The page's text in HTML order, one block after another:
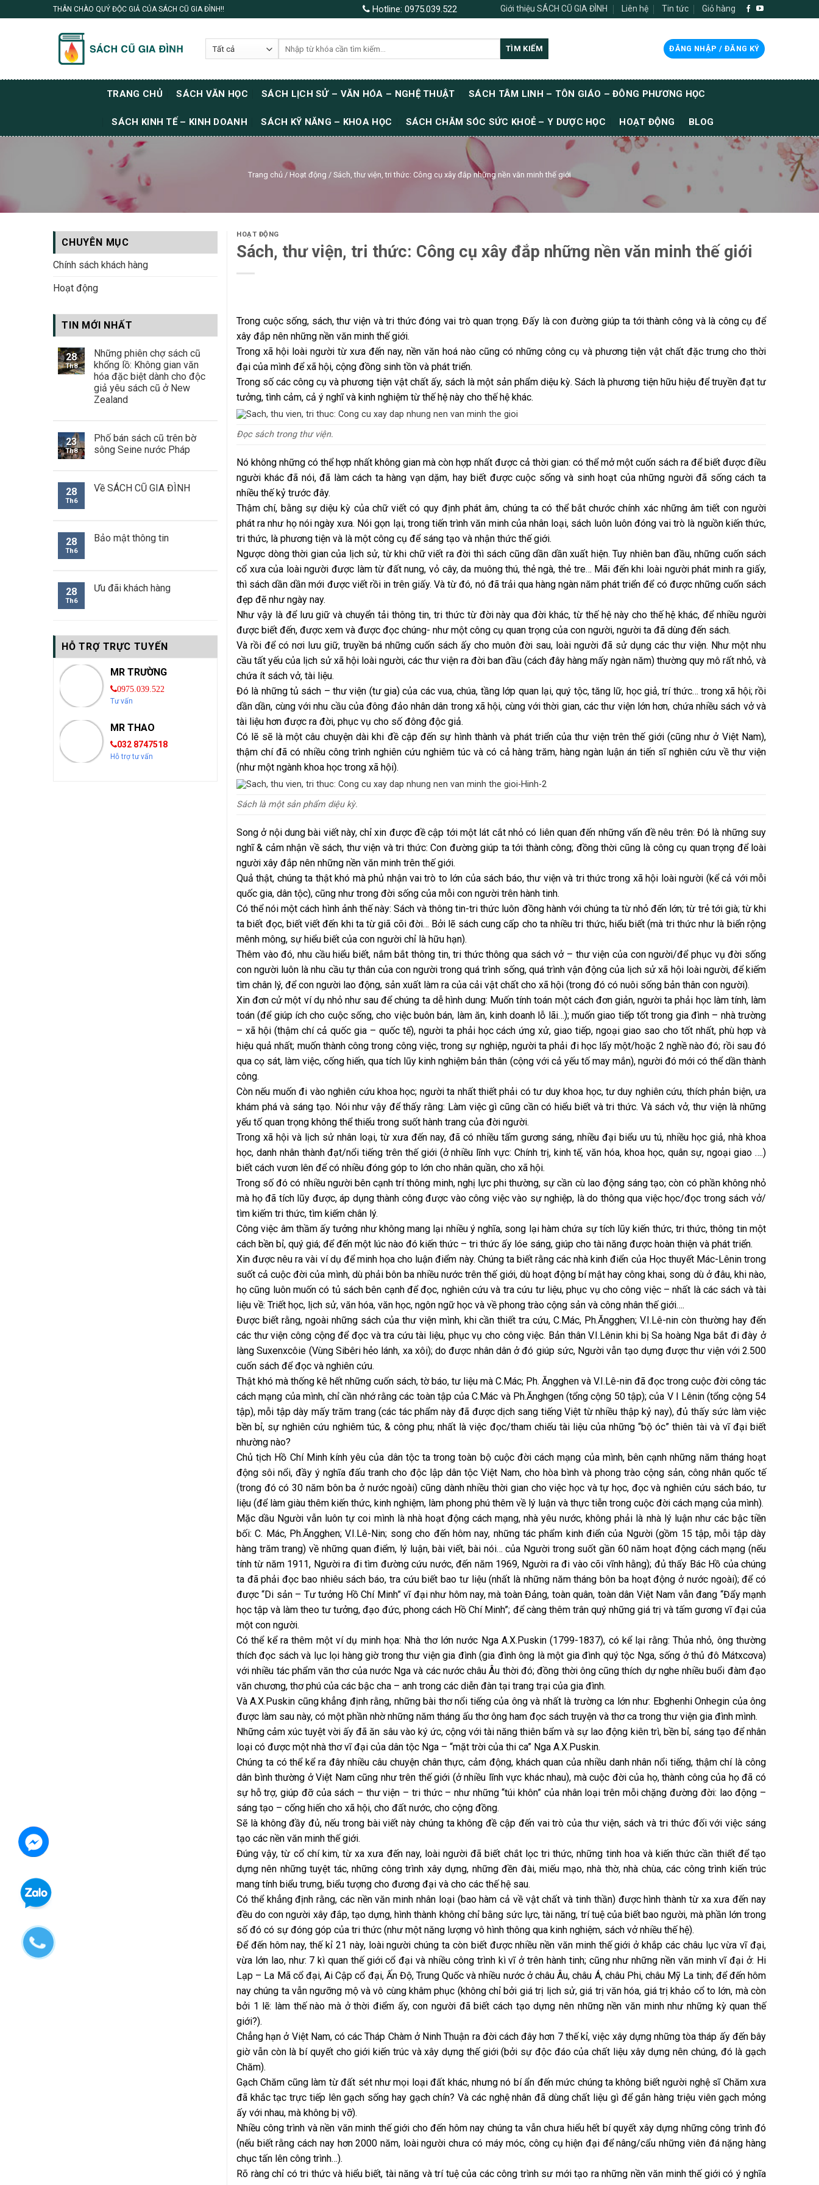
THÂN CHÀO QUÝ ĐỘC GIẢ CỦA SÁCH CŨ GIA ĐÌNH!! Hotline: 0975.039.522 Giới thiệu SÁCH CŨ GIA ĐÌNH Liên hệ Tin tức Giỏ hàng
Tìm
kiếm:
TÌM KIẾM ĐĂNG NHẬP / ĐĂNG KÝ
TRANG CHỦ SÁCH VĂN HỌC SÁCH LỊCH SỬ – VĂN HÓA – NGHỆ THUẬT SÁCH TÂM LINH – TÔN GIÁO – ĐÔNG PHƯƠNG HỌC
SÁCH KINH TẾ – KINH DOANH SÁCH KỸ NĂNG – KHOA HỌC SÁCH CHĂM SÓC SỨC KHOẺ – Y DƯỢC HỌC HOẠT ĐỘNG BLOG
Trang chủ / Hoạt động / Sách, thư viện, tri thức: Công cụ xây đắp những nền văn minh thế giới
CHUYÊN MỤC
Chính sách khách hàng
Hoạt động
TIN MỚI NHẤT
28
Th8
Những phiên chợ sách cũ
khổng lồ: Không gian văn
hóa đặc biệt dành cho độc
giả yêu sách cũ ở New
Zealand
23
Th8
Phố bán sách cũ trên bờ
sông Seine nước Pháp
28
Th6
Về SÁCH CŨ GIA ĐÌNH
28
Th6
Bảo mật thông tin
28
Th6
Ưu đãi khách hàng
HỖ TRỢ TRỰC TUYẾN
MR TRƯỜNG
0975.039.522
Tư vấn
MR THAO
032 8747518
Hỗ trợ tư vấn
HOẠT ĐỘNG
Sách, thư viện, tri thức: Công cụ xây đắp những nền văn minh thế giới
Trong cuộc sống, sách, thư viện và tri thức đóng vai trò quan trọng. Đấy là con đường giúp ta tới thành công và là công cụ để
xây đắp nên những nền văn minh thế giới.
Trong xã hội loài người từ xưa đến nay, nền văn hoá nào cũng có những công cụ và phương tiện vật chất đặc trưng cho thời
đại của mình để xã hội, cộng đồng sinh tồn và phát triển.
Trong số các công cụ và phương tiện vật chất ấy, sách là một sản phẩm diệu kỳ. Sách là phương tiện hữu hiệu để truyền đạt tư
tưởng, tình cảm, cả ý nghĩ và kinh nghiệm từ thế hệ này cho thế hệ khác.
Đọc sách trong thư viện.
Nó không những có thể hợp nhất không gian mà còn hợp nhất được cả thời gian: có thể mở một cuốn sách ra để biết được điều
người khác đã nói, đã làm cách ta hàng vạn dặm, hay biết được cuộc sống và sinh hoạt của những người đã sống cách ta
nhiều thế kỷ trước đây.
Thậm chí, bằng sự diệu kỳ của chữ viết có quy định phát âm, chúng ta có thể bắt chước chính xác những âm tiết con người
phát ra như họ nói ngày xưa. Nói gọn lại, trong tiến trình văn minh của nhân loại, sách luôn luôn đóng vai trò là nguồn kiến thức,
tri thức, là phương tiện và là một công cụ để sáng tạo và nhận thức thế giới.
Ngược dòng thời gian của lịch sử, từ khi chữ viết ra đời thì sách cũng dần dần xuất hiện. Tuy nhiên ban đầu, những cuốn sách
cổ xưa của loài người được làm từ đất nung, vỏ cây, da muông thú, thẻ ngà, thẻ tre… Mãi đến khi loài người phát minh ra giấy,
thì sách dần dần mới được viết rồi in trên giấy. Và từ đó, nó đã trải qua hàng ngàn năm phát triển để có được những cuốn sách
đẹp đẽ như ngày nay.
Như vậy là để lưu giữ và chuyển tải thông tin, tri thức từ đời này qua đời khác, từ thế hệ này cho thế hệ khác, để nhiều người
được biết đến, được xem và được đọc chúng- như một công cụ quan trọng của con người, người ta đã dùng đến sách.
Và rồi để có nơi lưu giữ, truyền bá những cuốn sách ấy cho muôn đời sau, loài người đã sử dụng các thư viện. Như một nhu
cầu tất yếu của lịch sử xã hội loài người, các thư viện ra đời ban đầu (cách đây hàng mấy ngàn năm) thường quy mô rất nhỏ, và
chứa ít sách vở, tài liệu.
Đó là những tủ sách – thư viện (tư gia) của các vua, chúa, tầng lớp quan lại, quý tộc, tăng lữ, học giả, trí thức… trong xã hội; rồi
dần dần, cùng với nhu cầu của đông đảo nhân dân trong xã hội, cùng với thời gian, các thư viện lớn hơn, chứa nhiều sách vở và
tài liệu hơn được ra đời, phục vụ cho số đông độc giả.
Có lẽ sẽ là một câu chuyện dài khi đề cập đến sự hình thành và phát triển của thư viện trên thế giới (cũng như ở Việt Nam),
thậm chí đã có nhiều công trình nghiên cứu nghiêm túc và có cả hàng trăm, hàng ngàn luận án tiến sĩ nghiên cứu về thư viện
(như một ngành khoa học trong xã hội).
Sách là một sản phẩm diệu kỳ.
Song ở nội dung bài viết này, chỉ xin được đề cập tới một lát cắt nhỏ có liên quan đến những vấn đề nêu trên: Đó là những suy
nghĩ & cảm nhận về sách, thư viện và tri thức: Con đường giúp ta tới thành công; đồng thời cũng là công cụ quan trọng để loài
người xây đắp nên những nền văn minh trên thế giới.
Quả thật, chúng ta thật khó mà phủ nhận vai trò to lớn của sách báo, thư viện và tri thức trong xã hội loài người (kể cả với mỗi
quốc gia, dân tộc), cũng như trong đời sống của mỗi con người trên hành tinh.
Có thể nói một cách hình ảnh thế này: Sách và thông tin-tri thức luôn đồng hành với chúng ta từ nhỏ đến lớn; từ trẻ tới già; từ khi
ta biết đọc, biết viết đến khi ta từ giã cõi đời… Bởi lẽ sách cung cấp cho ta nhiều tri thức, hiểu biết (mà tri thức như là biển rộng
mênh mông, sự hiểu biết của con người chỉ là hữu hạn).
Thêm vào đó, nhu cầu hiểu biết, nắm bắt thông tin, tri thức thông qua sách vở – thư viện của con người/để phục vụ đời sống
con người luôn là nhu cầu tự thân của con người trong quá trình sống, quá trình vận động của lịch sử xã hội loài người, để kiếm
tìm chân lý, để con người lao động, sản xuất làm ra của cải vật chất cho xã hội (trong đó có nuôi sống bản thân con người).
Xin đơn cử một ví dụ nhỏ như sau để chúng ta dễ hình dung: Muốn tính toán một cách đơn giản, người ta phải học làm tính, làm
toán (để giúp ích cho cuộc sống, cho việc buôn bán, làm ăn, kinh doanh lỗ lãi…); muốn giao tiếp tốt trong gia đình – nhà trường
– xã hội (thậm chí cả quốc gia – quốc tế), người ta phải học cách ứng xử, giao tiếp, ngoại giao sao cho tốt nhất, phù hợp và
hiệu quả nhất; muốn thành công trong công việc, trong sự nghiệp, người ta phải đi học lấy một/hoặc 2 nghề nào đó; rồi sau đó
qua cọ sát, làm việc, cống hiến, qua tích lũy kinh nghiệm bản thân (cộng với cả yếu tố may mắn), người đó mới có thể dần thành
công.
Còn nếu muốn đi vào nghiên cứu khoa học; người ta nhất thiết phải có tư duy khoa học, tư duy nghiên cứu, thích phản biện, ưa
khám phá và sáng tạo. Nói như vậy để thấy rằng: Làm việc gì cũng cần có hiểu biết và tri thức. Và sách vở, thư viện là những
yếu tố quan trọng không thể thiếu trong suốt hành trang của đời người.
Trong xã hội và lịch sử nhân loại, từ xưa đến nay, đã có nhiều tấm gương sáng, nhiều đại biểu ưu tú, nhiều học giả, nhà khoa
học, danh nhân thành đạt/nổi tiếng trên thế giới (ở nhiều lĩnh vực: Chính trị, kinh tế, văn hóa, khoa học, quân sự, ngoại giao ….)
biết cách vươn lên để có nhiều đóng góp to lớn cho nhân quần, cho xã hội.
Trong số đó có nhiều người bên cạnh trí thông minh, nghị lực phi thường, sự cần cù lao động sáng tạo; còn có phần không nhỏ
mà họ đã tích lũy được, áp dụng thành công được vào công việc vào sự nghiệp, là do thông qua việc học/đọc trong sách vở/
tìm kiếm tri thức, tìm kiếm chân lý.
Công việc âm thầm ấy tưởng như không mang lại nhiều ý nghĩa, song lại hàm chứa sự tích lũy kiến thức, tri thức, thông tin một
cách bền bỉ, quý giá; để đến một lúc nào đó kiến thức – tri thức ấy lóe sáng, giúp cho tài năng được hoàn thiện và phát triển.
Xin được nêu ra vài ví dụ để minh họa cho luận điểm này. Chúng ta biết rằng các nhà kinh điển của Học thuyết Mác-Lênin trong
suốt cả cuộc đời của mình, dù phải bôn ba nhiều nước trên thế giới, dù hoạt động bí mật hay công khai, song dù ở đâu, khi nào,
họ cũng luôn muốn có tủ sách bên cạnh để đọc, nghiên cứu và tra cứu tư liệu, phục vụ cho công việc – nhất là các sách và tài
liệu về: Triết học, lịch sử, văn hóa, văn học, ngôn ngữ học và về phong trào cộng sản và công nhân thế giới….
Được biết rằng, ngoài những sách của thư viện mình, khi cần thiết tra cứu, C.Mác, Ph.Ăngghen; V.I.Lê-nin còn thường hay đến
các thư viện công cộng để đọc và tra cứu tài liệu, phục vụ cho công việc. Bản thân V.I.Lênin khi bị Sa hoàng Nga bắt đi đày ở
làng Suxenxcôie (Vùng Sibêri hẻo lánh, xa xôi); do được nhân dân ở đó giúp sức, Người vẫn tạo dựng được thư viện với 2.500
cuốn sách để đọc và nghiên cứu.
Thật khó mà thống kê hết những cuốn sách, tờ báo, tư liệu mà C.Mác; Ph. Ăngghen và V.I.Lê-nin đã đọc trong cuộc đời công tác
cách mạng của mình, chỉ cần nhớ rằng các toàn tập của C.Mác và Ph.Ănghgen (tổng cộng 50 tập); của V I Lênin (tổng cộng 54
tập), mỗi tập dày mấy trăm trang (các tác phẩm này đã được dịch sang tiếng Việt từ nhiều thập kỷ nay), đủ thấy sức làm việc
bền bỉ, sự nghiên cứu nghiêm túc, & công phu; nhất là việc đọc/tham chiếu tài liệu của những “bộ óc” thiên tài và vĩ đại biết
nhường nào?
Chủ tịch Hồ Chí Minh kính yêu của dân tộc ta trong toàn bộ cuộc đời cách mạng của mình, bên cạnh những năm tháng hoạt
động sôi nổi, đầy ý nghĩa đấu tranh cho độc lập dân tộc Việt Nam, cho hòa bình và phong trào cộng sản, công nhân quốc tế
(trong đó có 30 năm bôn ba ở nước ngoài) cũng dành nhiều thời gian cho việc học và tự học, đọc và nghiên cứu sách báo, tư
liệu (để làm giàu thêm kiến thức, kinh nghiệm, làm phong phú thêm về lý luận và thực tiễn trong cuộc đời cách mạng của mình).
Mặc dầu Người vẫn luôn tự coi mình là nhà hoạt động cách mạng, nhà yêu nước, không phải là nhà lý luận như các bậc tiền
bối: C. Mác, Ph.Ăngghen; V.I.Lê-Nin; song cho đến hôm nay, những tác phẩm kinh điển của Người (gồm 15 tập, mỗi tập dày
hàng trăm trang) về những quan điểm, lý luận, bài viết, bài nói… của Người trong suốt gần 60 năm hoạt động cách mạng (nếu
tính từ năm 1911, Người ra đi tìm đường cứu nước, đến năm 1969, Người ra đi vào cõi vĩnh hằng); đủ thấy Bác Hồ của chúng
ta đã phải đọc bao nhiêu sách báo, tra cứu biết bao tư liệu (nhất là những năm tháng bôn ba hoạt động ở nước ngoài); để có
được “Di sản – Tư tưởng Hồ Chí Minh” vĩ đại như hôm nay, mà toàn Đảng, toàn quân, toàn dân Việt Nam vẫn đang “Đẩy mạnh
học tập và làm theo tư tưởng, đạo đức, phong cách Hồ Chí Minh”; để càng thêm trân quý những giá trị và tấm gương vĩ đại của
một con người.
Có thể kể ra thêm một ví dụ minh họa: Nhà thơ lớn nước Nga A.X.Puskin (1799-1837), có kể lại rằng: Thủa nhỏ, ông thường
thích đọc sách và lục lọi hàng giờ trong thư viện gia đình (gia đình ông là một gia đình quý tộc Nga, sống ở thủ đô Mátxcơva)
với nhiều tác phẩm văn thơ của nước Nga và các nước châu Âu thời đó; đồng thời ông cũng thích dự nghe nhiều buổi đàm đạo
văn chương, thơ phú của các bậc cha – anh trong các diễn đàn tại trang trại của gia đình.
Và A.X.Puskin cũng khẳng định rằng, những bài thơ nổi tiếng của ông và nhất là trường ca lớn như: Ebghenhi Onhegin của ông
được làm sau này, có một phần nhờ những năm tháng ấu thơ ông ham đọc sách truyện và thơ ca trong thư viện gia đình mình.
Những cảm xúc tuyệt vời ấy đã ăn sâu vào ký ức, cộng với tài năng thiên bẩm và sự lao động kiên trì, bền bỉ, sáng tạo để nhân
loại có được một nhà thơ vĩ đại của dân tộc Nga – “mặt trời của thi ca” Nga A.X.Puskin.
Chúng ta có thể kể ra đây nhiều câu chuyện chân thực, cảm động, khách quan của nhiều danh nhân nổi tiếng, thậm chí là công
dân bình thường ở Việt Nam cũng như trên thế giới (ở nhiều lĩnh vực khác nhau), mà cuộc đời của họ, thành công của họ đã có
sự hỗ trợ, giúp đỡ của sách – thư viện – tri thức – như những “túi khôn” của nhân loại trên mỗi chặng đường đời: lao động –
sáng tạo – cống hiến cho xã hội, cho đất nước, cho cộng đồng.
Sẽ là không đầy đủ, nếu trong bài viết này chúng ta không đề cập đến vai trò của thư viện, sách và tri thức đối với việc sáng
tạo các nền văn minh thế giới.
Đúng vậy, từ cổ chí kim, từ xa xưa đến nay, loài người đã biết chắt lọc tri thức, những tinh hoa và kiến thức cần thiết để tạo
dựng nên những tuyệt tác, những công trình xây dựng, những đền đài, miếu mạo, nhà thờ, nhà chùa, các công trình kiến trúc
mang tính biểu trưng, biểu tượng cho đương đại và cho các thế hệ sau.
Có thể khẳng định rằng, các nền văn minh nhân loại (bao hàm cả về vật chất và tinh thần) được hình thành từ xa xưa đến nay
đều do con người xây đắp, tạo dựng, hình thành không chỉ bằng sức lực, tài năng, trí tuệ của biết bao người, mà phần lớn trong
số đó có sự đóng góp của tri thức (như một năng lượng vô hình thông qua kinh nghiệm, sách vở nhiều thế hệ).
Để đến hôm nay, thế kỉ 21 này, loài người chúng ta còn biết được nhiều nền văn minh thế giới ở khắp các châu lục vừa vĩ đại,
vừa lớn lao, như: 7 kì quan thế giới cổ đại và nhiều công trình kì vĩ ở trên hành tinh; cũng như những nền văn minh vĩ đại ở: Hi
Lạp – La Mã cổ đại, Ai Cập cổ đại, Ấn Độ, Trung Quốc và nhiều nước ở châu Âu, châu Á, châu Phi, châu Mỹ La tinh; để đến hôm
nay chúng ta vẫn ngưỡng mộ và vô cùng khâm phục (không chỉ bởi giá trị lịch sử, giá trị văn hóa, giá trị khảo cổ to lớn, mà còn
bởi 1 lẽ: làm thế nào mà ở thời điểm ấy, con người đã biết cách tạo dựng nên những nền văn minh như những kỳ quan thế
giới?).
Chẳng hạn ở Việt Nam, có các Tháp Chàm ở Ninh Thuận ra đời cách đây hơn 7 thế kỉ, việc xây dựng những tòa tháp ấy đến bây
giờ vẫn còn là bí quyết cho giới kiến trúc và xây dựng thế giới (bởi sự độc đáo của chất liệu xây dựng nên chúng, đó là gạch
Chăm).
Gạch Chăm cũng làm từ đất sét như mọi loại đất khác, nhưng nó bí ẩn đến mức chúng ta không biết người nghệ sĩ Chăm xưa
đã khắc tạc trực tiếp lên gạch sống hay gạch chín? Và các nghệ nhân đã dùng chất liệu gì để gắn hàng triệu viên gạch mỏng
ấy với nhau, mà không bị vỡ).
Nhiều công trình và nền văn minh thế giới cho đến hôm nay chúng ta vẫn chưa hiểu hết bí quyết xây dựng những công trình đó
(nếu biết rằng cách nay hơn 2000 năm, loài người chưa có máy móc, công cụ hiện đại để nâng/cẩu những viên đá nặng hàng
chục tấn lên công trình…).
Rõ ràng chỉ có tri thức và hiểu biết, tài năng và trí tuệ của các công trình sư mới tạo ra những nền văn minh thế giới có ý nghĩa